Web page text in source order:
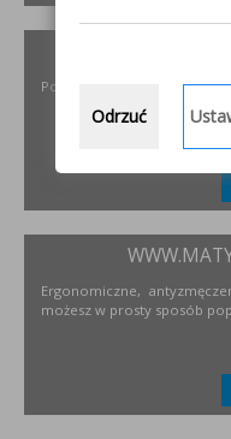
Polski producent
Ergonomiczne,
możesz w prosty sposób
Odrzuć